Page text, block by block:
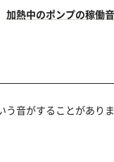
加熱中のポンプの稼働
音がすることがありま